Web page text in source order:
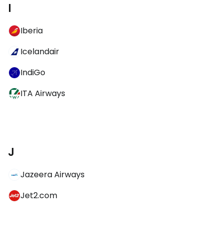
I
Iberia
Icelandair
IndiGo
ITA Airways
J
Jazeera Airways
Jet2.com